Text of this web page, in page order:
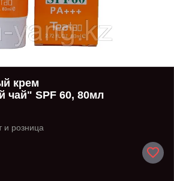
крем
чай" SPF 60, 80мл
и розница